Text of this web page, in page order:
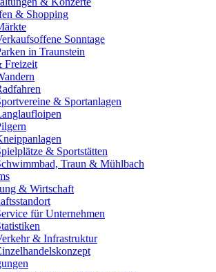
& Shopping
Sonntage
in Traunstein
Freizeit
& Sportanlagen
& Sportstätten
Traun & Mühlbach
& Wirtschaft
für Unternehmen
& Infrastruktur